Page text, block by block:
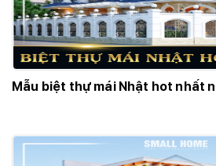
Mẫu biệt thự mái Nhật hot nhất